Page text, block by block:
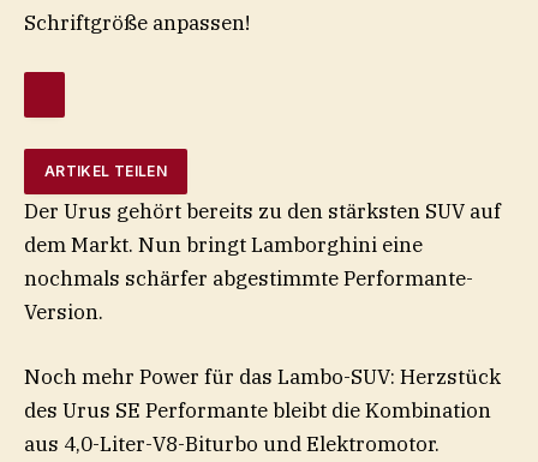
Schriftgröße anpassen!
ARTIKEL TEILEN
Der Urus gehört bereits zu den stärksten SUV auf
dem Markt. Nun bringt Lamborghini eine
nochmals schärfer abgestimmte Performante-
Version.
Noch mehr Power für das Lambo-SUV: Herzstück
des Urus SE Performante bleibt die Kombination
aus 4,0-Liter-V8-Biturbo und Elektromotor.